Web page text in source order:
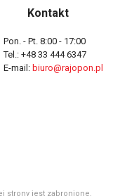
Kontakt
Pon. - Pt. 8:00 - 17:00
Tel.: +48 33 444 6347
E-mail: biuro@rajopon.pl
strony jest zabronione.